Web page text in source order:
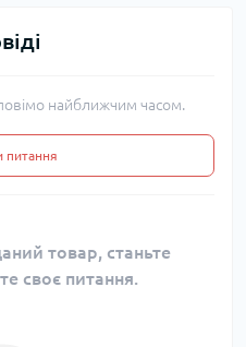
найближчим часом.
питання
товар, станьте
своє питання.